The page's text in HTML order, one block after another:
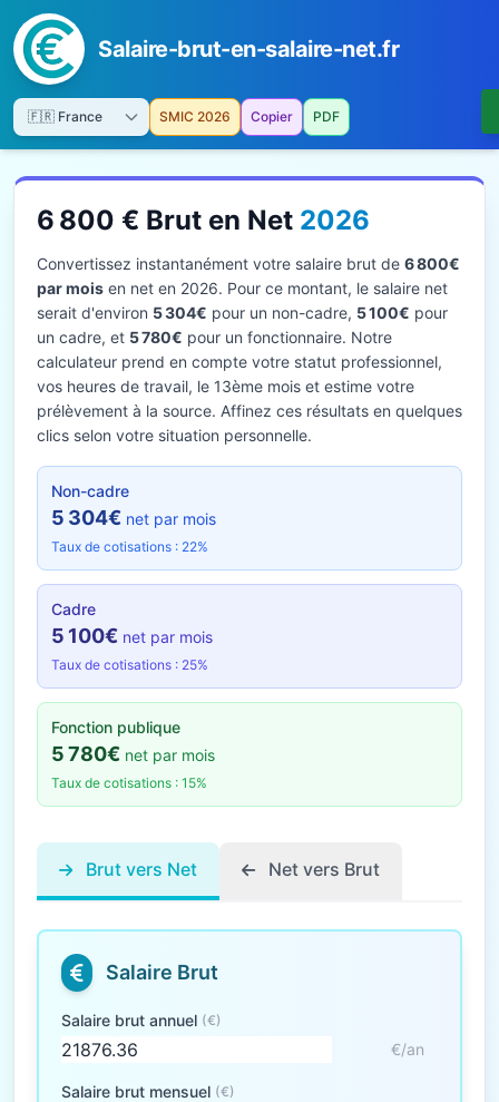
Salaire-brut-en-salaire-net.fr
SMIC 2026 Copier PDF
6 800 € Brut en Net 2026
Convertissez instantanément votre salaire brut de 6 800€
par mois en net en 2026. Pour ce montant, le salaire net
serait d'environ 5 304€ pour un non-cadre, 5 100€ pour
un cadre, et 5 780€ pour un fonctionnaire. Notre
calculateur prend en compte votre statut professionnel,
vos heures de travail, le 13ème mois et estime votre
prélèvement à la source. Affinez ces résultats en quelques
clics selon votre situation personnelle.
Non-cadre
5 304€ net par mois
Taux de cotisations : 22%
Cadre
5 100€ net par mois
Taux de cotisations : 25%
Fonction publique
5 780€ net par mois
Taux de cotisations : 15%
Brut vers Net Net vers Brut
Salaire Brut
Salaire brut annuel (€)
€/an
Salaire brut mensuel (€)